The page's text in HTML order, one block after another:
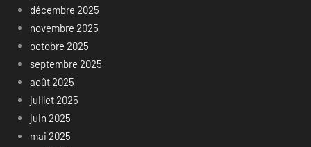
décembre 2025
novembre 2025
octobre 2025
septembre 2025
août 2025
juillet 2025
juin 2025
mai 2025